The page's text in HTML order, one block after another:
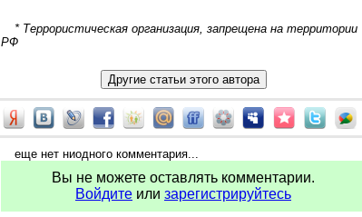
* Террористическая организация, запрещена на территории
РФ
еще нет ниодного комментария...
Вы не можете оставлять комментарии.
Войдите или зарегистрируйтесь